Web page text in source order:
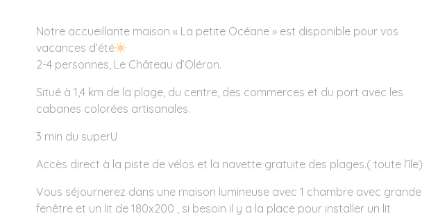
Notre accueillante maison « La petite Océane » est disponible pour vos
vacances d’été
2-4 personnes, Le Château d’Oléron.
Situé à 1,4 km de la plage, du centre, des commerces et du port avec les
cabanes colorées artisanales.
3 min du superU
Accès direct à la piste de vélos et la navette gratuite des plages.( toute l’île)
Vous séjournerez dans une maison lumineuse avec 1 chambre avec grande
fenêtre et un lit de 180x200 , si besoin il y a la place pour installer un lit